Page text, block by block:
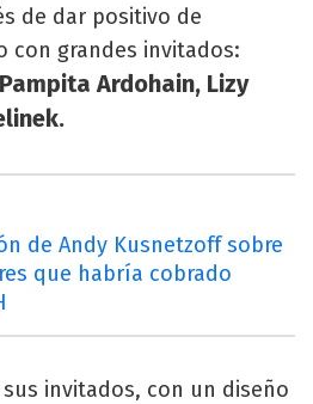
de dar positivo de
con grandes invitados:
Ardohain, Lizy
de Andy Kusnetzoff sobre
que habría cobrado
invitados, con un diseño